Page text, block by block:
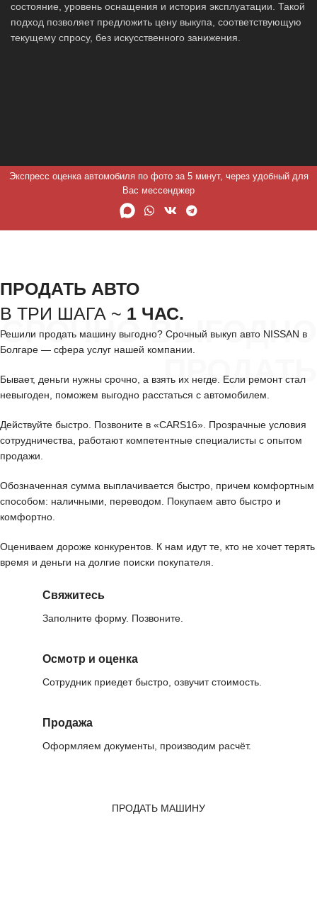
состояние, уровень оснащения и история эксплуатации. Такой
подход позволяет предложить цену выкупа, соответствующую
текущему спросу, без искусственного занижения.
Экспресс оценка автомобиля по фото за 5 минут, через удобный для
Вас мессенджер
СРОЧНО ВЫГОДНО
ПРОДАТЬ
ПРОДАТЬ АВТО
В ТРИ ШАГА ~ 1 ЧАС.
Решили продать машину выгодно? Срочный выкуп авто NISSAN в
Болгаре — сфера услуг нашей компании.
Бывает, деньги нужны срочно, а взять их негде. Если ремонт стал
невыгоден, поможем выгодно расстаться с автомобилем.
Действуйте быстро. Позвоните в «CARS16». Прозрачные условия
сотрудничества, работают компетентные специалисты с опытом
продажи.
Обозначенная сумма выплачивается быстро, причем комфортным
способом: наличными, переводом. Покупаем авто быстро и
комфортно.
Оцениваем дороже конкурентов. К нам идут те, кто не хочет терять
время и деньги на долгие поиски покупателя.
Свяжитесь
Заполните форму. Позвоните.
Осмотр и оценка
Сотрудник приедет быстро, озвучит стоимость.
Продажа
Оформляем документы, производим расчёт.
ПРОДАТЬ МАШИНУ